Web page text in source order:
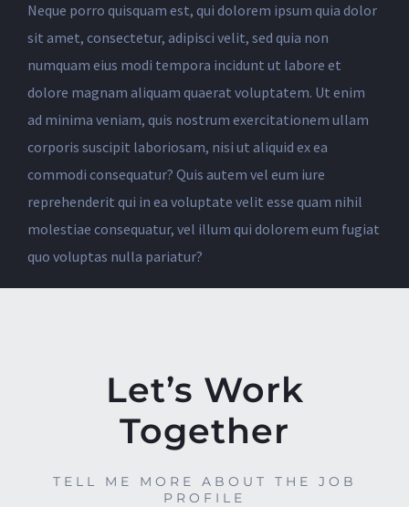
Neque porro quisquam est, qui dolorem ipsum quia dolor
sit amet, consectetur, adipisci velit, sed quia non
numquam eius modi tempora incidunt ut labore et
dolore magnam aliquam quaerat voluptatem. Ut enim
ad minima veniam, quis nostrum exercitationem ullam
corporis suscipit laboriosam, nisi ut aliquid ex ea
commodi consequatur? Quis autem vel eum iure
reprehenderit qui in ea voluptate velit esse quam nihil
molestiae consequatur, vel illum qui dolorem eum fugiat
quo voluptas nulla pariatur?
Let’s Work
Together
TELL ME MORE ABOUT THE JOB
PROFILE